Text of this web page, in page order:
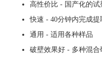
高性价比 - 国产化的试
快速 - 40分钟内完成提
通用 - 适用各种样品
破壁效果好 - 多种混